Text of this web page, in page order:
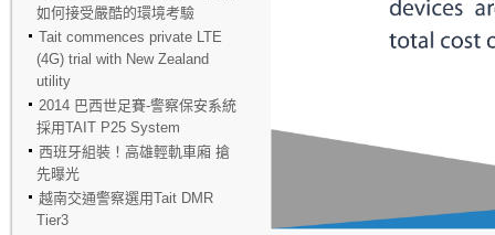
如何接受嚴酷的環境考驗
Tait commences private LTE
(4G) trial with New Zealand
utility
2014 巴西世足賽-警察保安系統
採用TAIT P25 System
西班牙組裝！高雄輕軌車廂 搶
先曝光
越南交通警察選用Tait DMR
Tier3